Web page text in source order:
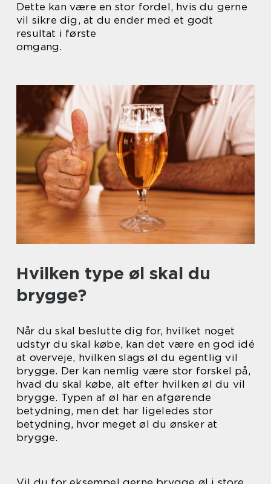
Dette kan være en stor fordel, hvis du gerne
vil sikre dig, at du ender med et godt
resultat i første
omgang.
Hvilken type øl skal du
brygge?
Når du skal beslutte dig for, hvilket noget
udstyr du skal købe, kan det være en god idé
at overveje, hvilken slags øl du egentlig vil
brygge. Der kan nemlig være stor forskel på,
hvad du skal købe, alt efter hvilken øl du vil
brygge. Typen af øl har en afgørende
betydning, men det har ligeledes stor
betydning, hvor meget øl du ønsker at
brygge.